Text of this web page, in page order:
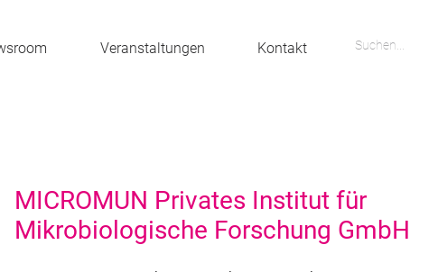
Veranstaltungen Kontakt
MICROMUN Privates Institut für
Mikrobiologische Forschung GmbH